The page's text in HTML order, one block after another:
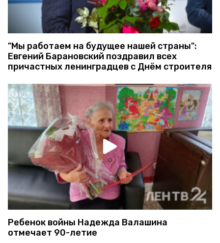
"Мы работаем на будущее нашей страны":
Евгений Барановский поздравил всех
причастных ленинградцев с Днём строителя
Ребенок войны Надежда Валашина
отмечает 90-летие